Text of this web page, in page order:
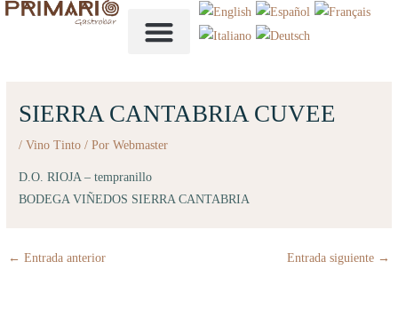
SIERRA CANTABRIA CUVEE
/Vino Tinto / PorWebmaster
D.O. RIOJA – tempranillo
BODEGA VIÑEDOS SIERRA CANTABRIA
← Entrada anterior Entrada siguiente →